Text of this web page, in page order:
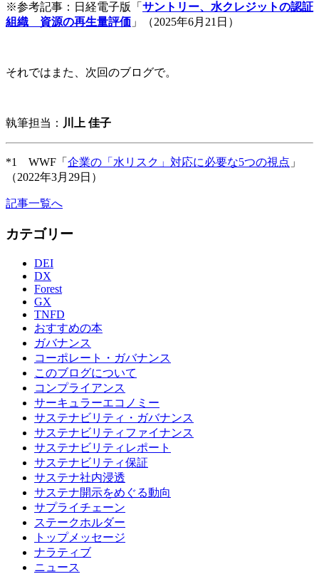
※参考記事：日経電子版「 サントリー、水クレジットの認証
組織 資源の再生量評価 」（2025年6月21日）
それではまた、次回のブログで。
執筆担当： 川上 佳子
*1 WWF「 企業の「水リスク」対応に必要な5つの視点 」
（2022年3月29日）
記事一覧へ
カテゴリー
DEI
DX
Forest
GX
TNFD
おすすめの本
ガバナンス
コーポレート・ガバナンス
このブログについて
コンプライアンス
サーキュラーエコノミー
サステナビリティ・ガバナンス
サステナビリティファイナンス
サステナビリティレポート
サステナビリティ保証
サステナ社内浸透
サステナ開示をめぐる動向
サプライチェーン
ステークホルダー
トップメッセージ
ナラティブ
ニュース